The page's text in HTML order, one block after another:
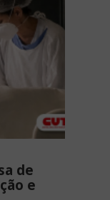
de
e